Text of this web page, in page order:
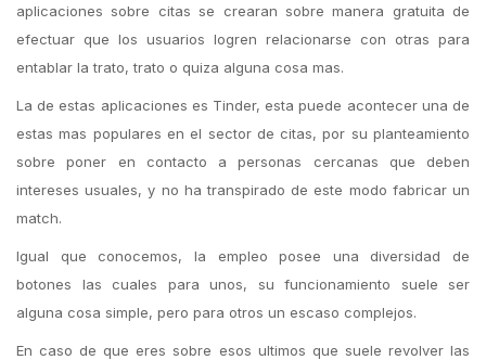
aplicaciones sobre citas se crearan sobre manera gratuita de
efectuar que los usuarios logren relacionarse con otras para
entablar la trato, trato o quiza alguna cosa mas.
La de estas aplicaciones es Tinder, esta puede acontecer una de
estas mas populares en el sector de citas, por su planteamiento
sobre poner en contacto a personas cercanas que deben
intereses usuales, y no ha transpirado de este modo fabricar un
match.
Igual que conocemos, la empleo posee una diversidad de
botones las cuales para unos, su funcionamiento suele ser
alguna cosa simple, pero para otros un escaso complejos.
En caso de que eres sobre esos ultimos que suele revolver las